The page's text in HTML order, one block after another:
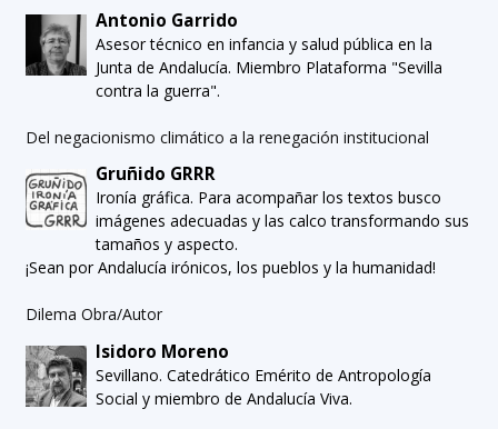
Antonio Garrido
Asesor técnico en infancia y salud pública en la
Junta de Andalucía. Miembro Plataforma "Sevilla
contra la guerra".
Del negacionismo climático a la renegación institucional
Gruñido GRRR
Ironía gráfica. Para acompañar los textos busco
imágenes adecuadas y las calco transformando sus
tamaños y aspecto.
¡Sean por Andalucía irónicos, los pueblos y la humanidad!
Dilema Obra/Autor
Isidoro Moreno
Sevillano. Catedrático Emérito de Antropología
Social y miembro de Andalucía Viva.